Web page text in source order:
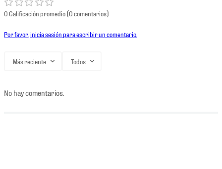
0 Calificación promedio(0 comentarios)
Por favor, inicia sesión para escribir un comentario.
Más reciente Todos
No hay comentarios.